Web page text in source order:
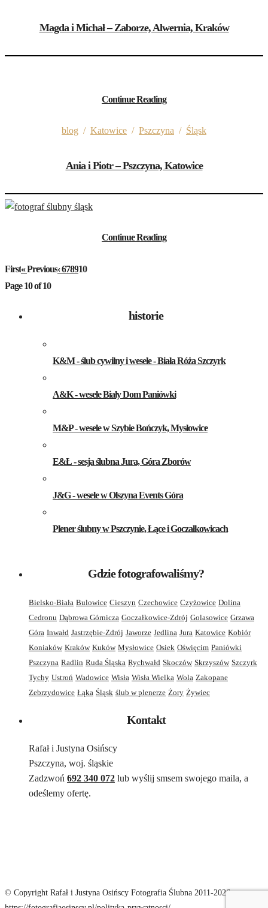
Magda i Michał – Zaborze, Alwernia, Kraków
Continue Reading
blog / Katowice / Pszczyna / Śląsk
Ania i Piotr – Pszczyna, Katowice
Continue Reading
First«Previous‹678910
Page 10 of 10
historie
K&M - ślub cywilny i wesele - Biała Róża Szczyrk
A&K - wesele Biały Dom Paniówki
M&P - wesele w Szybie Bończyk, Mysłowice
E&Ł - sesja ślubna Jura, Góra Zborów
J&G - wesele w Olszyna Events Góra
Plener ślubny w Pszczynie, Łące i Goczałkowicach
Gdzie fotografowaliśmy?
Bielsko-Biała Bulowice Cieszyn Czechowice Czyżowice Dolina
Cedronu Dąbrowa Górnicza Goczałkowice-Zdrój Golasowice Grzawa
Góra Inwałd Jastrzębie-Zdrój Jaworze Jedlina Jura Katowice Kobiór
Koniaków Kraków Kuków Mysłowice Osiek Oświęcim Paniówki
Pszczyna Radlin Ruda Śląska Rychwałd Skoczów Skrzyszów Szczyrk
Tychy Ustroń Wadowice Wisła Wisła Wielka Wola Zakopane
Zebrzydowice Łąka Śląsk ślub w plenerze Żory Żywiec
Kontakt
Rafał i Justyna Osińscy
Pszczyna, woj. śląskie
Zadzwoń 692 340 072 lub wyślij smsem swojego maila, a
odeślemy ofertę.
© Copyright Rafał i Justyna Osińscy Fotografia Ślubna 2011-2026;